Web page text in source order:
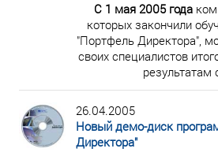
C 1 мая 2005 года
которых закончили
"Портфель Директора",
своих специалистов
результатам
26.04.2005
Новый демо-диск
Директора"